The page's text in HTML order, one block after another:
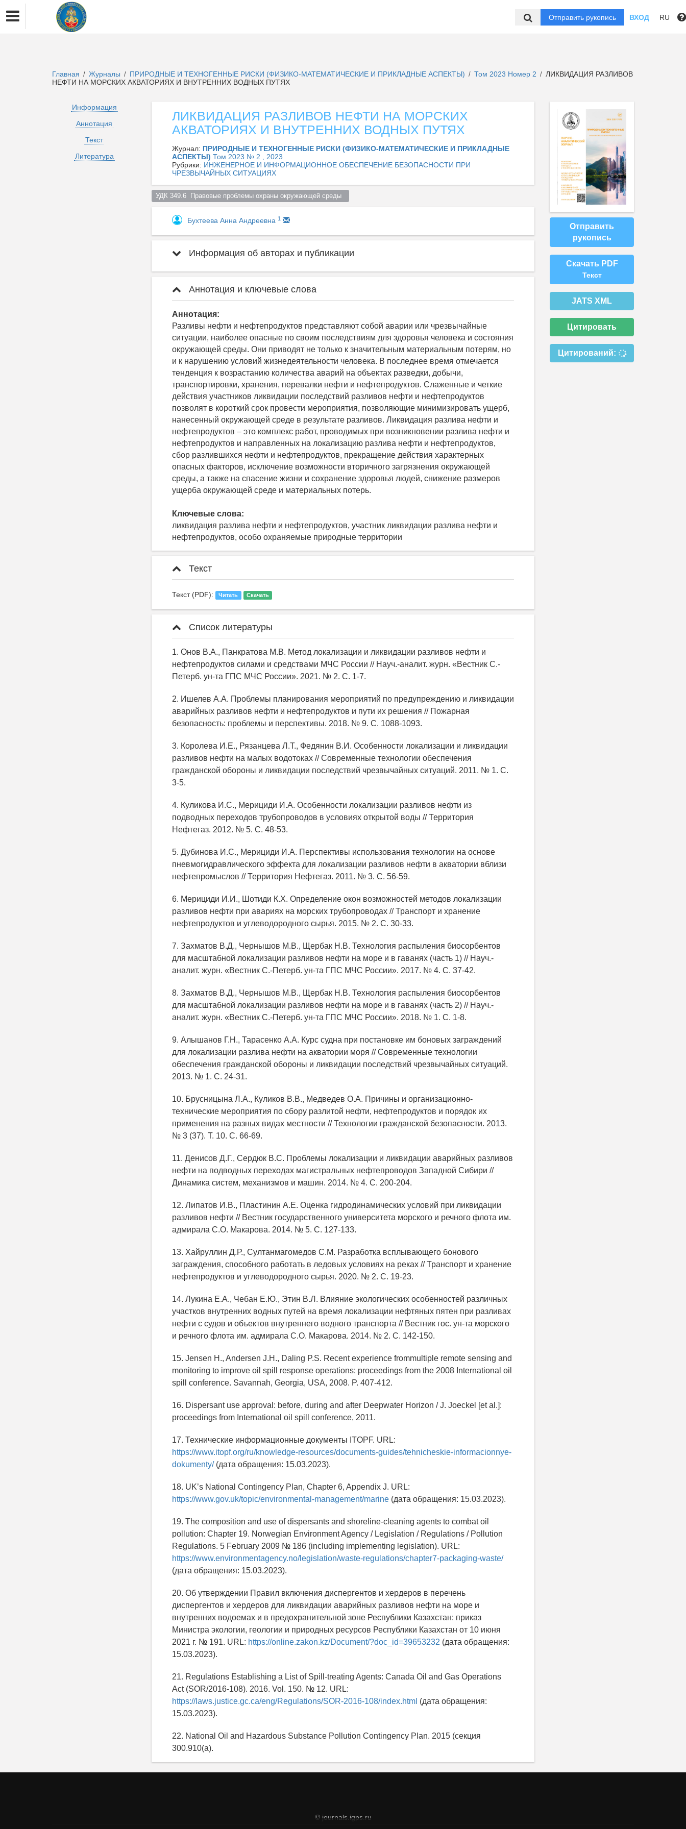
Отправить рукопись ВХОД RU
Главная / Журналы / ПРИРОДНЫЕ И ТЕХНОГЕННЫЕ РИСКИ (ФИЗИКО-МАТЕМАТИЧЕСКИЕ И ПРИКЛАДНЫЕ АСПЕКТЫ) / Том 2023 Номер 2 / ЛИКВИДАЦИЯ РАЗЛИВОВ
НЕФТИ НА МОРСКИХ АКВАТОРИЯХ И ВНУТРЕННИХ ВОДНЫХ ПУТЯХ
Информация
Аннотация
Текст
Литература
ЛИКВИДАЦИЯ РАЗЛИВОВ НЕФТИ НА МОРСКИХ
АКВАТОРИЯХ И ВНУТРЕННИХ ВОДНЫХ ПУТЯХ
Журнал: ПРИРОДНЫЕ И ТЕХНОГЕННЫЕ РИСКИ (ФИЗИКО-МАТЕМАТИЧЕСКИЕ И ПРИКЛАДНЫЕ
АСПЕКТЫ) Том 2023 № 2 , 2023
Рубрики: ИНЖЕНЕРНОЕ И ИНФОРМАЦИОННОЕ ОБЕСПЕЧЕНИЕ БЕЗОПАСНОСТИ ПРИ
ЧРЕЗВЫЧАЙНЫХ СИТУАЦИЯХ
УДК 349.6  Правовые проблемы охраны окружающей среды
Бухтеева Анна Андреевна 1
Информация об авторах и публикации
Аннотация и ключевые слова
Аннотация:
Разливы нефти и нефтепродуктов представляют собой аварии или чрезвычайные
ситуации, наиболее опасные по своим последствиям для здоровья человека и состояния
окружающей среды. Они приводят не только к значительным материальным потерям, но
и к нарушению условий жизнедеятельности человека. В последнее время отмечается
тенденция к возрастанию количества аварий на объектах разведки, добычи,
транспортировки, хранения, перевалки нефти и нефтепродуктов. Слаженные и четкие
действия участников ликвидации последствий разливов нефти и нефтепродуктов
позволят в короткий срок провести мероприятия, позволяющие минимизировать ущерб,
нанесенный окружающей среде в результате разливов. Ликвидация разлива нефти и
нефтепродуктов – это комплекс работ, проводимых при возникновении разлива нефти и
нефтепродуктов и направленных на локализацию разлива нефти и нефтепродуктов,
сбор разлившихся нефти и нефтепродуктов, прекращение действия характерных
опасных факторов, исключение возможности вторичного загрязнения окружающей
среды, а также на спасение жизни и сохранение здоровья людей, снижение размеров
ущерба окружающей среде и материальных потерь.
Ключевые слова:
ликвидация разлива нефти и нефтепродуктов, участник ликвидации разлива нефти и
нефтепродуктов, особо охраняемые природные территории
Текст
Текст (PDF): Читать Скачать
Список литературы
1. Онов В.А., Панкратова М.В. Метод локализации и ликвидации разливов нефти и
нефтепродуктов силами и средствами МЧС России // Науч.-аналит. журн. «Вестник С.-
Петерб. ун-та ГПС МЧС России». 2021. № 2. С. 1-7.
2. Ишелев А.А. Проблемы планирования мероприятий по предупреждению и ликвидации
аварийных разливов нефти и нефтепродуктов и пути их решения // Пожарная
безопасность: проблемы и перспективы. 2018. № 9. С. 1088-1093.
3. Королева И.Е., Рязанцева Л.Т., Федянин В.И. Особенности локализации и ликвидации
разливов нефти на малых водотоках // Современные технологии обеспечения
гражданской обороны и ликвидации последствий чрезвычайных ситуаций. 2011. № 1. С.
3-5.
4. Куликова И.С., Мерициди И.А. Особенности локализации разливов нефти из
подводных переходов трубопроводов в условиях открытой воды // Территория
Нефтегаз. 2012. № 5. С. 48-53.
5. Дубинова И.С., Мерициди И.А. Перспективы использования технологии на основе
пневмогидравлического эффекта для локализации разливов нефти в акватории вблизи
нефтепромыслов // Территория Нефтегаз. 2011. № 3. С. 56-59.
6. Мерициди И.И., Шотиди К.Х. Определение окон возможностей методов локализации
разливов нефти при авариях на морских трубопроводах // Транспорт и хранение
нефтепродуктов и углеводородного сырья. 2015. № 2. С. 30-33.
7. Захматов В.Д., Чернышов М.В., Щербак Н.В. Технология распыления биосорбентов
для масштабной локализации разливов нефти на море и в гаванях (часть 1) // Науч.-
аналит. журн. «Вестник С.-Петерб. ун-та ГПС МЧС России». 2017. № 4. С. 37-42.
8. Захматов В.Д., Чернышов М.В., Щербак Н.В. Технология распыления биосорбентов
для масштабной локализации разливов нефти на море и в гаванях (часть 2) // Науч.-
аналит. журн. «Вестник С.-Петерб. ун-та ГПС МЧС России». 2018. № 1. С. 1-8.
9. Алышанов Г.Н., Тарасенко А.А. Курс судна при постановке им боновых заграждений
для локализации разлива нефти на акватории моря // Современные технологии
обеспечения гражданской обороны и ликвидации последствий чрезвычайных ситуаций.
2013. № 1. С. 24-31.
10. Брусницына Л.А., Куликов В.В., Медведев О.А. Причины и организационно-
технические мероприятия по сбору разлитой нефти, нефтепродуктов и порядок их
применения на разных видах местности // Технологии гражданской безопасности. 2013.
№ 3 (37). Т. 10. С. 66-69.
11. Денисов Д.Г., Сердюк В.С. Проблемы локализации и ликвидации аварийных разливов
нефти на подводных переходах магистральных нефтепроводов Западной Сибири //
Динамика систем, механизмов и машин. 2014. № 4. С. 200-204.
12. Липатов И.В., Пластинин А.Е. Оценка гидродинамических условий при ликвидации
разливов нефти // Вестник государственного университета морского и речного флота им.
адмирала С.О. Макарова. 2014. № 5. С. 127-133.
13. Хайруллин Д.Р., Султанмагомедов С.М. Разработка всплывающего бонового
заграждения, способного работать в ледовых условиях на реках // Транспорт и хранение
нефтепродуктов и углеводородного сырья. 2020. № 2. С. 19-23.
14. Лукина Е.А., Чебан Е.Ю., Этин В.Л. Влияние экологических особенностей различных
участков внутренних водных путей на время локализации нефтяных пятен при разливах
нефти с судов и объектов внутреннего водного транспорта // Вестник гос. ун-та морского
и речного флота им. адмирала С.О. Макарова. 2014. № 2. С. 142-150.
15. Jensen H., Andersen J.H., Daling P.S. Recent experience frommultiple remote sensing and
monitoring to improve oil spill response operations: proceedings from the 2008 International oil
spill conference. Savannah, Georgia, USA, 2008. P. 407-412.
16. Dispersant use approval: before, during and after Deepwater Horizon / J. Joeckel [et al.]:
proceedings from International oil spill conference, 2011.
17. Технические информационные документы ITOPF. URL:
https://www.itopf.org/ru/knowledge-resources/documents-guides/tehnicheskie-informacionnye-
dokumenty/(дата обращения: 15.03.2023).
18. UK’s National Contingency Plan, Chapter 6, Appendix J. URL:
https://www.gov.uk/topic/environmental-management/marine (дата обращения: 15.03.2023).
19. The composition and use of dispersants and shoreline-cleaning agents to combat oil
pollution: Chapter 19. Norwegian Environment Agency / Legislation / Regulations / Pollution
Regulations. 5 February 2009 № 186 (including implementing legislation). URL:
https://www.environmentagency.no/legislation/waste-regulations/chapter7-packaging-waste/
(дата обращения: 15.03.2023).
20. Об утверждении Правил включения диспергентов и хердеров в перечень
диспергентов и хердеров для ликвидации аварийных разливов нефти на море и
внутренних водоемах и в предохранительной зоне Республики Казахстан: приказ
Министра экологии, геологии и природных ресурсов Республики Казахстан от 10 июня
2021 г. № 191. URL: https://online.zakon.kz/Document/?doc_id=39653232 (дата обращения:
15.03.2023).
21. Regulations Establishing a List of Spill-treating Agents: Canada Oil and Gas Operations
Act (SOR/2016-108). 2016. Vol. 150. № 12. URL:
https://laws.justice.gc.ca/eng/Regulations/SOR-2016-108/index.html (дата обращения:
15.03.2023).
22. National Oil and Hazardous Substance Pollution Contingency Plan. 2015 (секция
300.910(а).
Отправить
рукопись
Скачать PDF
Текст
JATS XML
Цитировать
Цитирований:
© journals.igps.ru